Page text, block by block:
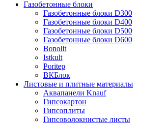
Газобетонные блоки
Газобетонные блоки D300
Газобетонные блоки D400
Газобетонные блоки D500
Газобетонные блоки D600
Bonolit
Istkult
Poritep
ВКБлок
Листовые и плитные материалы
Аквапанели Knauf
Гипсокартон
Гипсоплиты
Гипсоволокнистые листы